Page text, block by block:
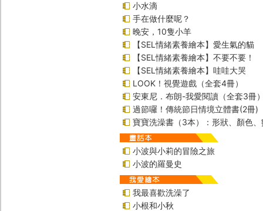
小水滴
手在做什麼呢？
晚安，10隻小羊
【SEL情緒素養繪本】愛生氣的貓
【SEL情緒素養繪本】不要不要！
【SEL情緒素養繪本】哇哇大哭
LOOK！視覺遊戲（全套4冊）
安東尼．布朗-我愛閱讀（全套3冊
過節囉！傳統節日情境立體書(2冊)
寶寶洗澡書（3本）：形狀、顏色、
小波與小莉的冒險之旅
小波的羅曼史
我最喜歡洗澡了
小根和小秋